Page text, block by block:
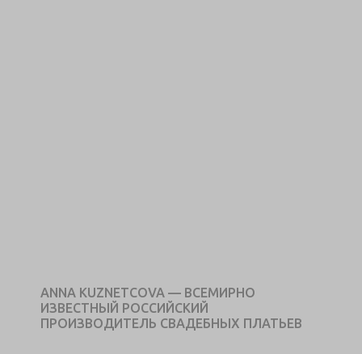
ANNA KUZNETCOVA — ВСЕМИРНО
ИЗВЕСТНЫЙ РОССИЙСКИЙ
ПРОИЗВОДИТЕЛЬ СВАДЕБНЫХ ПЛАТЬЕВ